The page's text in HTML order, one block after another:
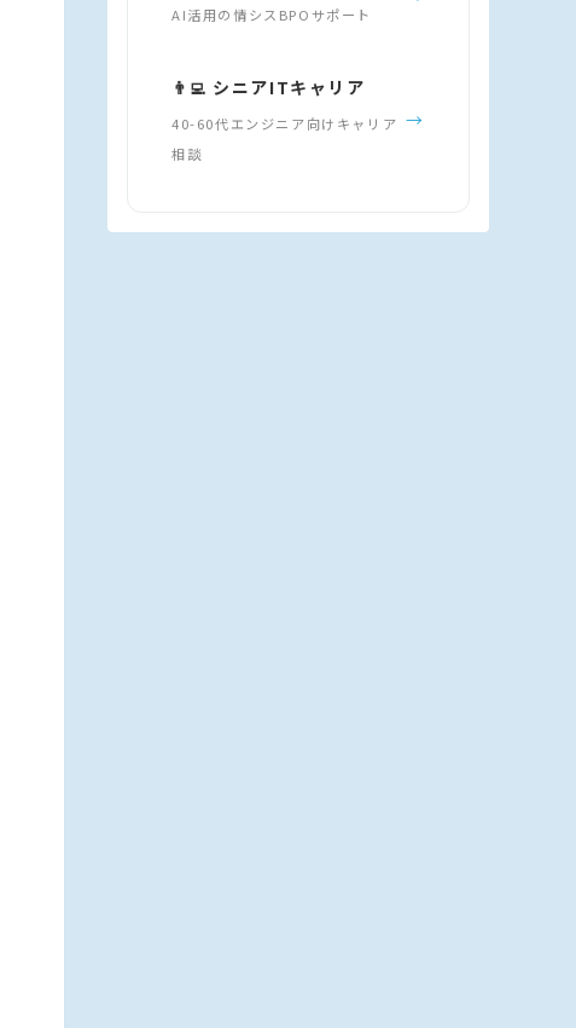
AI活用の情シスBPOサポート
👨‍💻 シニアITキャリア
40-60代エンジニア向けキャリア
相談
→